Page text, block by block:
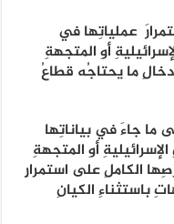
عملياتِها في
أوِ المتجهةِ
ما يحتاجُه قطاعُ
ما جاءَ في بياناتِها
أوِ المتجهةِ
الكاملِ على استمرارِ
باستثناءِ الكيانِ